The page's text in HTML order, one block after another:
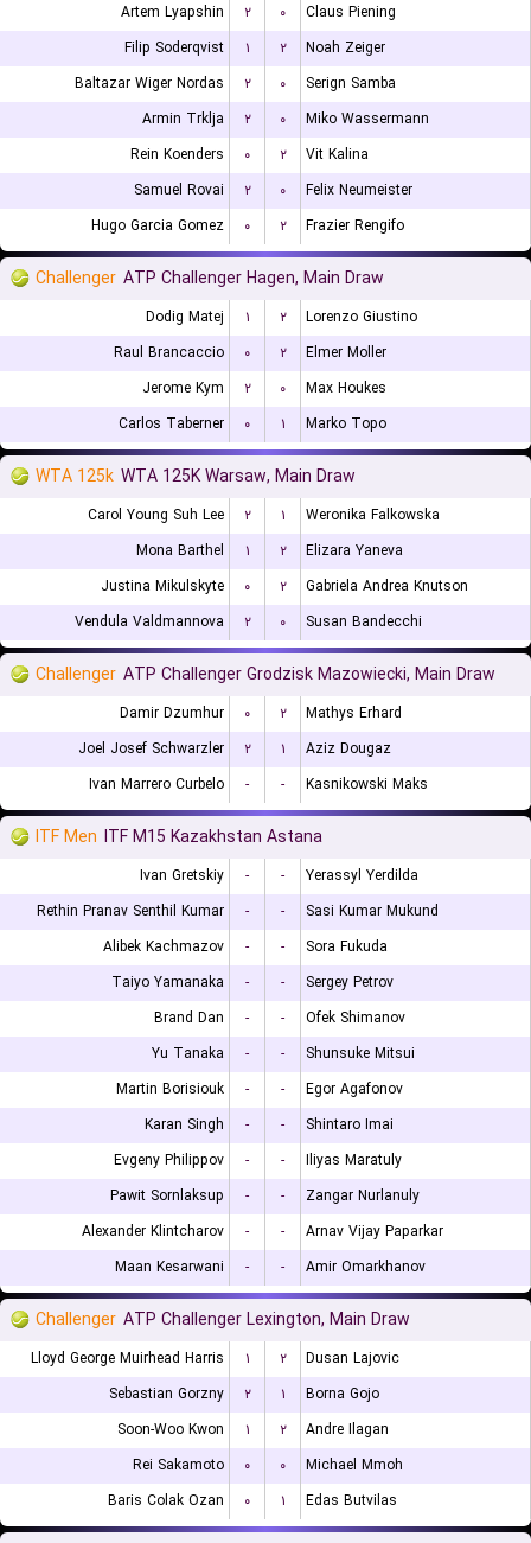
Artem Lyapshin ۲ ۰
Claus Piening
Filip Soderqvist
۱ ۲
Noah Zeiger
Baltazar Wiger Nordas
۲ ۰
Serign Samba
Armin Trklja
۲ ۰
Miko Wassermann
Rein Koenders
۰ ۲
Vit Kalina
Samuel Rovai
۲ ۰
Felix Neumeister
Hugo Garcia Gomez
۰ ۲ Frazier Rengifo
Challenger ATP Challenger Hagen, Main Draw
Dodig Matej ۱ ۲
Lorenzo Giustino
Raul Brancaccio
۰ ۲
Elmer Moller
Jerome Kym
۲ ۰
Max Houkes
Carlos Taberner
۰ ۱ Marko Topo
WTA 125k WTA 125K Warsaw, Main Draw
Carol Young Suh Lee ۲ ۱
Weronika Falkowska
Mona Barthel
۱ ۲
Elizara Yaneva
Justina Mikulskyte
۰ ۲
Gabriela Andrea Knutson
Vendula Valdmannova
۲ ۰ Susan Bandecchi
Challenger ATP Challenger Grodzisk Mazowiecki, Main Draw
Damir Dzumhur ۰ ۲
Mathys Erhard
Joel Josef Schwarzler
۲ ۱
Aziz Dougaz
Ivan Marrero Curbelo
- - Kasnikowski Maks
ITF Men ITF M15 Kazakhstan Astana
Ivan Gretskiy - -
Yerassyl Yerdilda
Rethin Pranav Senthil Kumar
- -
Sasi Kumar Mukund
Alibek Kachmazov
- -
Sora Fukuda
Taiyo Yamanaka
- -
Sergey Petrov
Brand Dan
- -
Ofek Shimanov
Yu Tanaka
- -
Shunsuke Mitsui
Martin Borisiouk
- -
Egor Agafonov
Karan Singh
- -
Shintaro Imai
Evgeny Philippov
- -
Iliyas Maratuly
Pawit Sornlaksup
- -
Zangar Nurlanuly
Alexander Klintcharov
- -
Arnav Vijay Paparkar
Maan Kesarwani
- - Amir Omarkhanov
Challenger ATP Challenger Lexington, Main Draw
Lloyd George Muirhead Harris ۱ ۲
Dusan Lajovic
Sebastian Gorzny
۲ ۱
Borna Gojo
Soon-Woo Kwon
۱ ۲
Andre Ilagan
Rei Sakamoto
۰ ۰
Michael Mmoh
Baris Colak Ozan
۰ ۱ Edas Butvilas